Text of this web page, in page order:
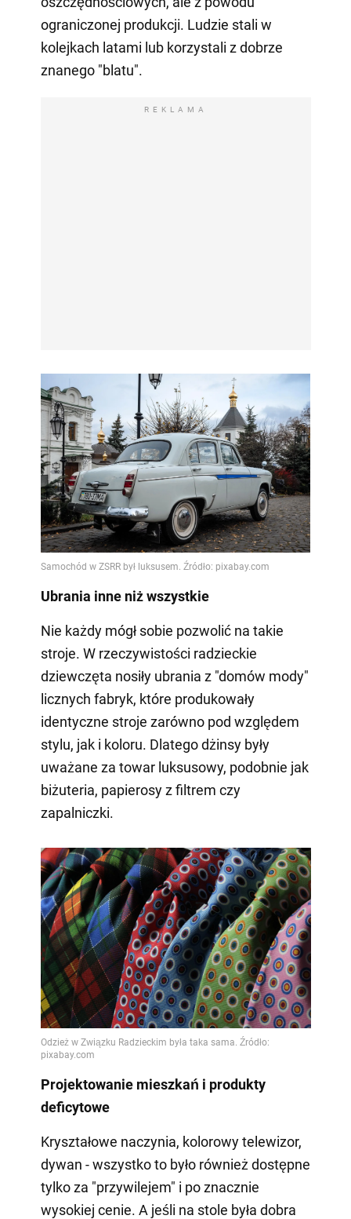
ograniczonej produkcji. Ludzie stali w
kolejkach latami lub korzystali z dobrze
znanego "blatu".
REKLAMA
Ubrania inne niż wszystkie
Nie każdy mógł sobie pozwolić na takie
stroje. W rzeczywistości radzieckie
dziewczęta nosiły ubrania z "domów mody"
licznych fabryk, które produkowały
identyczne stroje zarówno pod względem
stylu, jak i koloru. Dlatego dżinsy były
uważane za towar luksusowy, podobnie jak
biżuteria, papierosy z filtrem czy
zapalniczki.
Projektowanie mieszkań i produkty
deficytowe
Kryształowe naczynia, kolorowy telewizor,
dywan - wszystko to było również dostępne
tylko za "przywilejem" i po znacznie
wysokiej cenie. A jeśli na stole była dobra